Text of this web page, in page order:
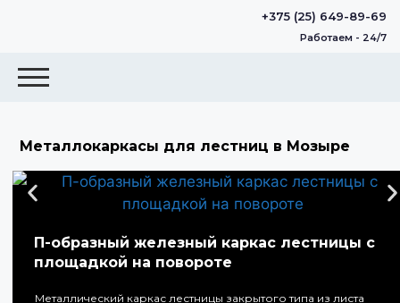
+375 (25) 649-89-69
Работаем - 24/7
Металлокаркасы для лестниц в Мозыре
П-образный железный каркас лестницы с
площадкой на повороте
Металлический каркас лестницы закрытого типа из листа